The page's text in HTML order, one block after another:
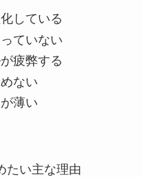
している
ていない
疲弊する
ない
薄い
たい主な理由